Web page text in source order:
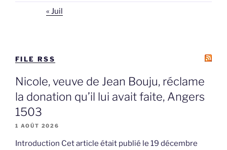
« Juil
FILE RSS
Nicole, veuve de Jean Bouju, réclame
la donation qu’il lui avait faite, Angers
1503
1 AOÛT 2026
Introduction Cet article était publié le 19 décembre